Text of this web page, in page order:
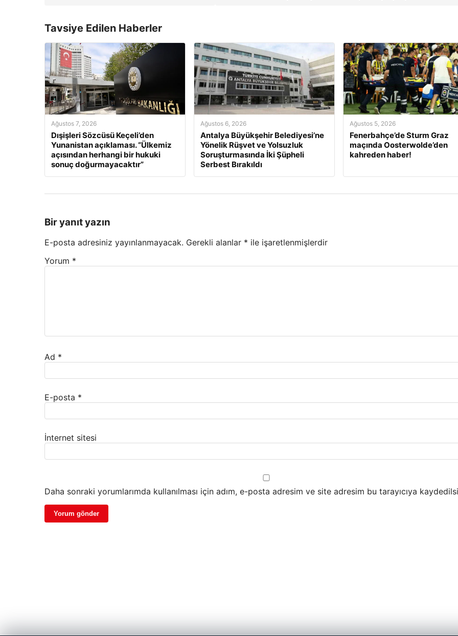
Tavsiye Edilen Haberler
Ağustos 7, 2026
Dışişleri Sözcüsü Keçeli’den
Yunanistan açıklaması. “Ülkemiz
açısından herhangi bir hukuki
sonuç doğurmayacaktır”
Ağustos 6, 2026
Antalya Büyükşehir Belediyesi’ne
Yönelik Rüşvet ve Yolsuzluk
Soruşturmasında İki Şüpheli
Serbest Bırakıldı
Ağustos 5, 2026
Fenerbahçe’de Sturm Graz
maçında Oosterwolde’den
kahreden haber!
Bir yanıt yazın
E-posta adresiniz yayınlanmayacak. Gerekli alanlar * ile işaretlenmişlerdir
Yorum *
Ad *
E-posta *
İnternet sitesi
Daha sonraki yorumlarımda kullanılması için adım, e-posta adresim ve site adresim bu tarayıcıya